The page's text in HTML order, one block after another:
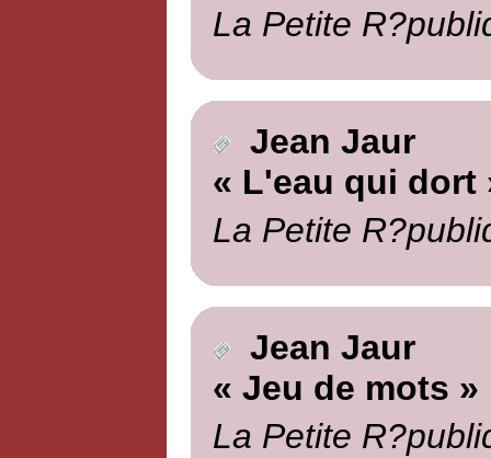
La Petite
Jean Jaur
« L'eau qui dort
La Petite
Jean Jaur
« Jeu de mots »
La Petite